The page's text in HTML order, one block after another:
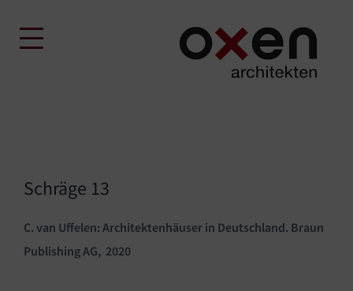
Schräge 13
C. van Uffelen: Architektenhäuser in Deutschland. Braun
Publishing AG, 2020